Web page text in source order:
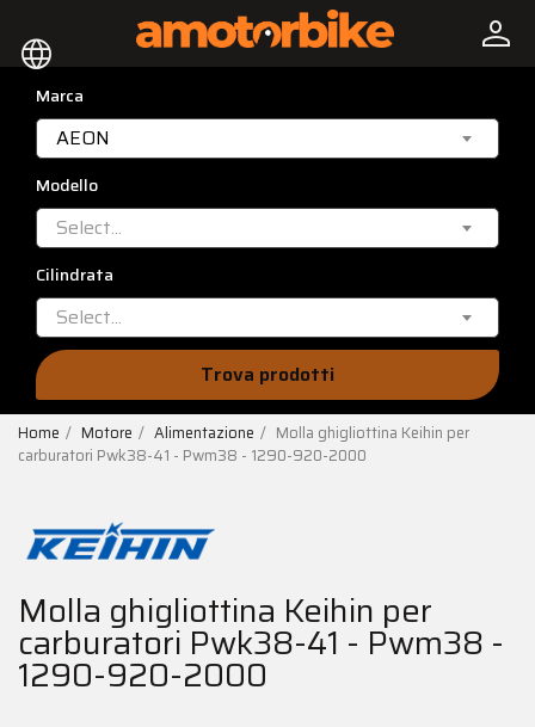
language person
Marca
AEON
Modello
Select...
Cilindrata
Select...
Trova prodotti
Home Motore Alimentazione
Molla ghigliottina Keihin per
carburatori Pwk38-41 - Pwm38 - 1290-920-2000
Molla ghigliottina Keihin per
carburatori Pwk38-41 - Pwm38 -
1290-920-2000